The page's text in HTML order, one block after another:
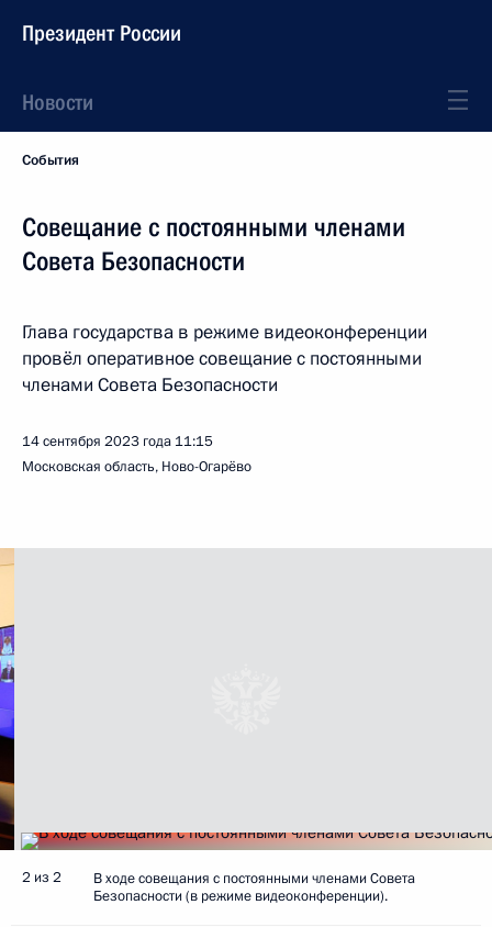
Президент России
Новости
События
Совещание с постоянными членами
Совета Безопасности
Глава государства в режиме видеоконференции
провёл оперативное совещание с постоянными
членами Совета Безопасности
14 сентября 2023 года 11:15
Московская область, Ново-Огарёво
2 из 2
В ходе совещания с постоянными членами Совета
Безопасности (в режиме видеоконференции).